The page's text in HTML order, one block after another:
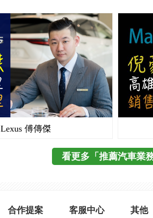
讓我想到武
http://www.libertytimes.com.tw/2013/new/
裝的是【新視界180】 目前我所知道
界180s】 二個的差別在於三分割的顯
而180s顯示為左中右,我比較喜歡這樣
(官方圖片) 180及180s都可以切換5段視
不同) 2.後視鏡功能(我後視鏡已經被鏡
度全視角 5.前方左右視角 現在習慣【新
抓 但科技始終來至於人性 這個鏡頭不
的是一大福音 而且是100%台灣製造
慮【新視界180】確實好到沒
Lexus 傅傳傑
看更多「推薦汽車業務
合作提案 客服中心 其他